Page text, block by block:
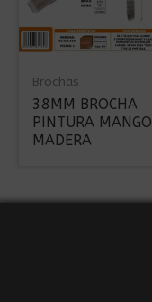
Brochas
38MM BROCHA
PINTURA MANGO
MADERA